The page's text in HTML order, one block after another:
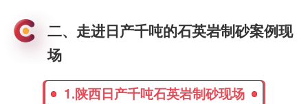
二、走进日产千吨的石英岩制砂案例现
场
1.陕西日产千吨石英岩制砂现场